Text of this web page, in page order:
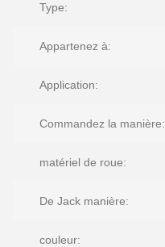
Type:
Appartenez à:
Application:
Commandez la manière:
matériel de roue:
De Jack manière:
couleur: